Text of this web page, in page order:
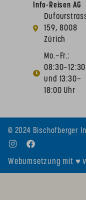
Info-Reisen AG
159, 8008
Zürich
Mo.–Fr.:
08:30–12:30
und 13:30–
18:00 Uhr
© 2024 Bischofberger
Webumsetzung mit ♥